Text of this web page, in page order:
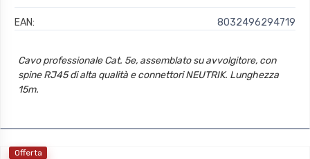
EAN: 8032496294719
Cavo professionale Cat. 5e, assemblato su avvolgitore, con
spine RJ45 di alta qualità e connettori NEUTRIK. Lunghezza
15m.
Offerta